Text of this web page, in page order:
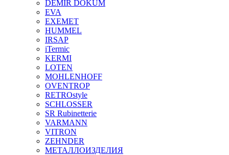
DEMIR DOKUM
EVA
EXEMET
HUMMEL
IRSAP
iTermic
KERMI
LOTEN
MOHLENHOFF
OVENTROP
RETROstyle
SCHLOSSER
SR Rubinetterie
VARMANN
VITRON
ZEHNDER
МЕТАЛЛОИЗДЕЛИЯ